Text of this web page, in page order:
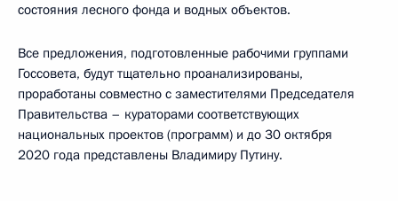
состояния лесного фонда и водных объектов.
Все предложения, подготовленные рабочими группами
Госсовета, будут тщательно проанализированы,
проработаны совместно с заместителями Председателя
Правительства – кураторами соответствующих
национальных проектов (программ) и до 30 октября
2020 года представлены Владимиру Путину.